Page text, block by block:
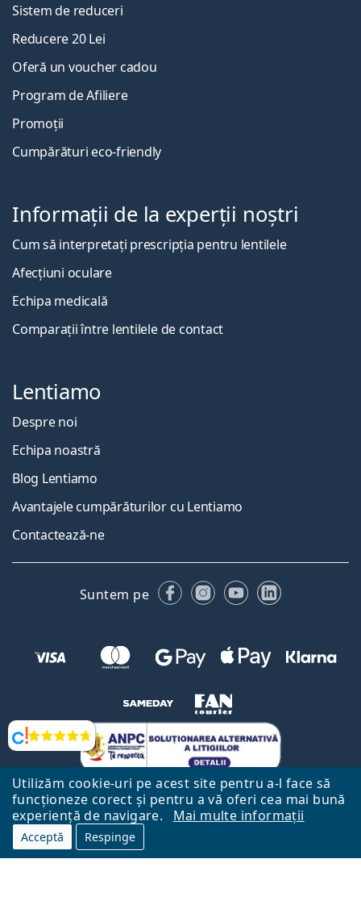
Utilizăm cookie-uri pe acest site pentru a-l face să
funcționeze corect și pentru a vă oferi cea mai bună
experiență de navigare.
Mai multe informații
Acceptă Respinge
Opinii
Sistem de reduceri
Reducere 20 Lei
Oferă un voucher cadou
Program de Afiliere
Promoții
Cumpărături eco-friendly
Informații de la experții noștri
Cum să interpretați prescripția pentru lentilele
Afecțiuni oculare
Echipa medicală
Comparații între lentilele de contact
Lentiamo
Despre noi
Echipa noastră
Blog Lentiamo
Avantajele cumpărăturilor cu Lentiamo
Contactează-ne
Suntem pe FacebookInstagram
YouTubeLinkedIn
Către Pagina Principală
Mai sus